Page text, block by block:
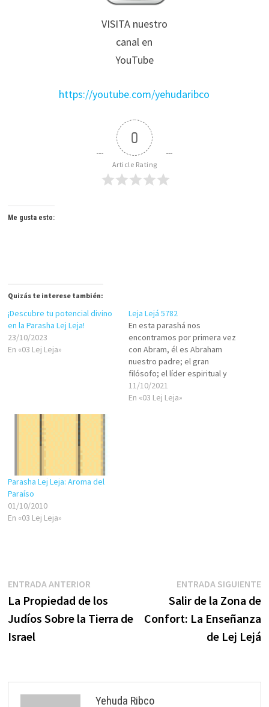
VISITA nuestro
canal en
YouTube
https://youtube.com/yehudaribco
0
Article Rating
Me gusta esto:
Quizás te interese también:
¡Descubre tu potencial divino
en la Parasha Lej Leja!
23/10/2023
En «03 Lej Leja»
Leja Lejá 5782
En esta parashá nos
encontramos por primera vez
con Abram, él es Abraham
nuestro padre; el gran
filósofo; el líder espiritual y
social; el que se posicionaba
frente a las ideologías con su
11/10/2021
En «03 Lej Leja»
Parasha Lej Leja: Aroma del
Paraíso
01/10/2010
En «03 Lej Leja»
Navegación
de
entradas
ENTRADA ANTERIOREntrada
anterior:
La Propiedad de los
Judíos Sobre la Tierra de
Israel
ENTRADA SIGUIENTE
Salir de la Zona de
Confort: La Enseñanza
de Lej Lejá
Yehuda Ribco